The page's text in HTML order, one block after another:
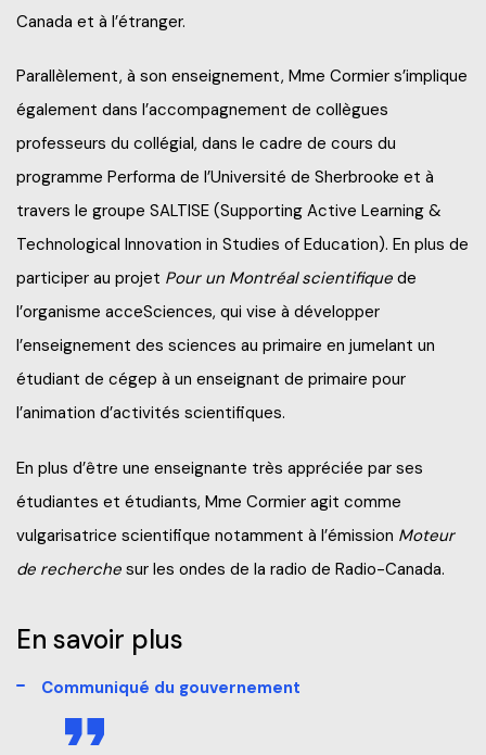
Canada et à l’étranger.
Parallèlement, à son enseignement, Mme Cormier s’implique
également dans l’accompagnement de collègues
professeurs du collégial, dans le cadre de cours du
programme Performa de l’Université de Sherbrooke et à
travers le groupe SALTISE (Supporting Active Learning &
Technological Innovation in Studies of Education). En plus de
participer au projet Pour un Montréal scientifique de
l’organisme acceSciences, qui vise à développer
l’enseignement des sciences au primaire en jumelant un
étudiant de cégep à un enseignant de primaire pour
l’animation d’activités scientifiques.
En plus d’être une enseignante très appréciée par ses
étudiantes et étudiants, Mme Cormier agit comme
vulgarisatrice scientifique notamment à l’émission Moteur
de recherche sur les ondes de la radio de Radio-Canada.
En savoir plus
Communiqué du gouvernement